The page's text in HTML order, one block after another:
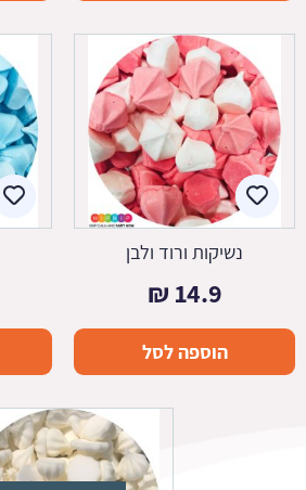
נשיקות ורוד ולבן
14.9
₪
הוספה לסל